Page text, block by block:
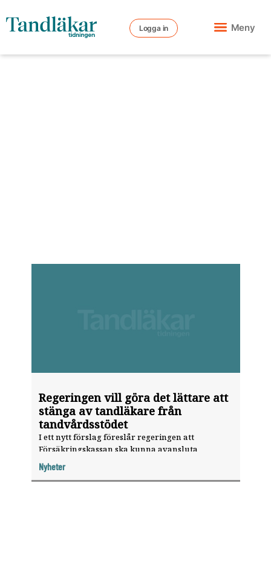
Logga in Meny
Regeringen vill göra det lättare att
stänga av tandläkare från
tandvårdsstödet
I ett nytt förslag föreslår regeringen att
Försäkringskassan ska kunna avansluta
tandvårdsgivare eller behandlare från det
elektroniska systemet för statligt tandvårdsstöd
om de medvetet missbrukat tandvårdsstödet.
Nyheter